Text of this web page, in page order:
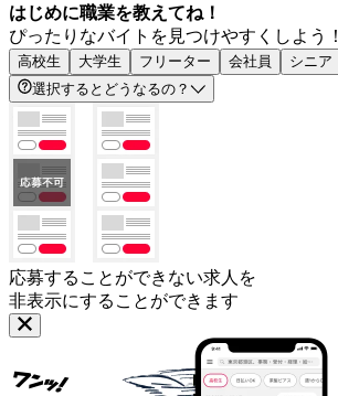
はじめに職業を教えてね！
ぴったりなバイトを見つけやすくしよう！
高校生 大学生 フリーター 会社員 シニア
選択するとどうなるの？
応募することができない求人を
非表示にすることができます